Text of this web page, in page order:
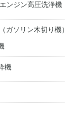
ンジン高圧洗浄機
ガソリン木切り機）
機